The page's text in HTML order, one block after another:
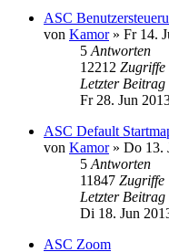
ASC
von Kamor» Fr 14.
5 Antworten
12212 Zugriffe
Letzter Beitrag
Fr 28. Jun
ASC Default
von Kamor» Do 13.
5 Antworten
11847 Zugriffe
Letzter Beitrag
Di 18. Jun
ASC Zoom